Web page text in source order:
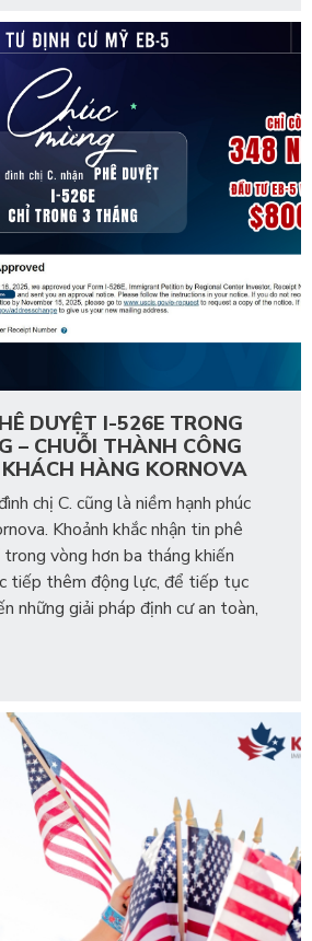
DUYỆT I-526E TRONG
– CHUỖI THÀNH CÔNG
HÀNG KORNOVA
chị C. cũng là niềm hạnh phúc
Khoảnh khắc nhận tin phê
vòng hơn ba tháng khiến
tiếp thêm động lực, để tiếp tục
những giải pháp định cư an toàn,